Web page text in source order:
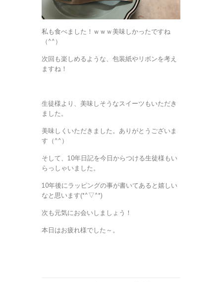
私も食べました！ｗｗｗ美味しかったですね
（^^）
次回も楽しめるような、包装紙やリボンを考え
ますね！
生徒様より、美味しそうなスイーツもいただき
ました。
美味しくいただきました。ありがとうございま
す（^^）
そして、10年日記を今日からつける生徒様もい
らっしゃいました。
10年後にラッピングの事が書いてあると嬉しい
なと思います(*^▽^*)
次も元気にお会いしましょう！
本日はお疲れ様でした～。